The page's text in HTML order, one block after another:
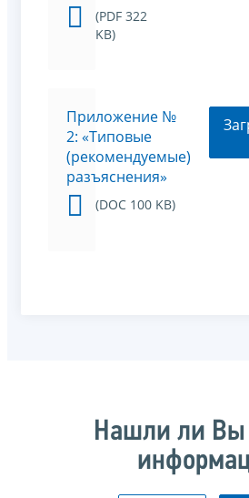
(PDF 322
KB)
Приложение №
2: «Типовые
(рекомендуемые)
разъяснения»
(DOC 100 KB)
Нашли ли